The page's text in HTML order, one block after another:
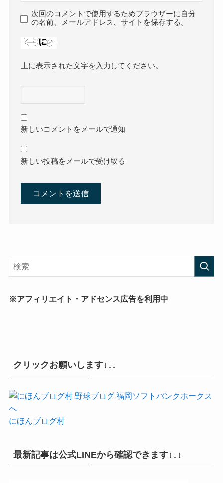
次回のコメントで使用するためブラウザーに自分
の名前、メールアドレス、サイトを保存する。
上に表示された文字を入力してください。
新しいコメントをメールで通知
新しい投稿をメールで受け取る
※アフィリエイト・アドセンス広告を利用中
クリックお願いします↓↓↓
にほんブログ村
最新記事は公式LINEから確認できます↓↓↓